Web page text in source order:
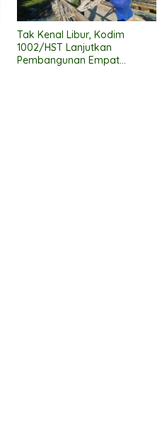
Tak Kenal Libur, Kodim
1002/HST Lanjutkan
Pembangunan Empat